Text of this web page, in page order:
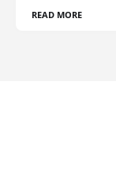
READ MORE